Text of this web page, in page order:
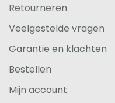
Retourneren
Veelgestelde vragen
Garantie en klachten
Bestellen
Mijn account